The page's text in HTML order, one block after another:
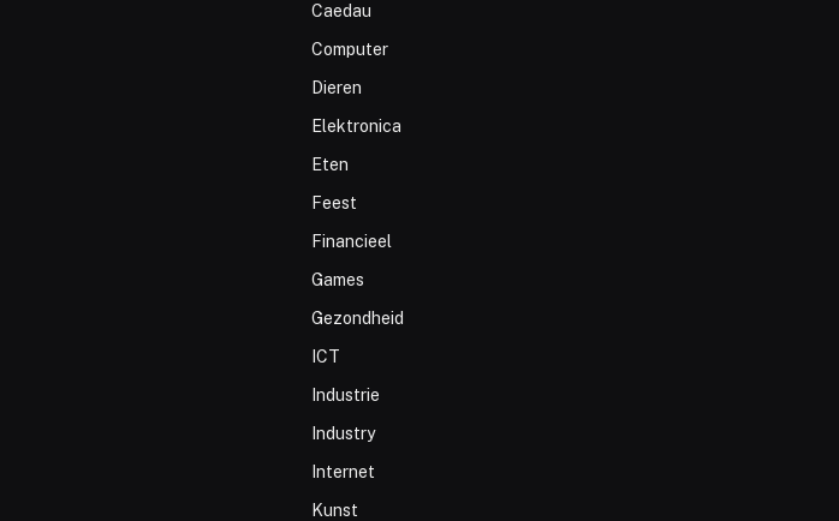
Caedau
Computer
Dieren
Elektronica
Eten
Feest
Financieel
Games
Gezondheid
ICT
Industrie
Industry
Internet
Kunst